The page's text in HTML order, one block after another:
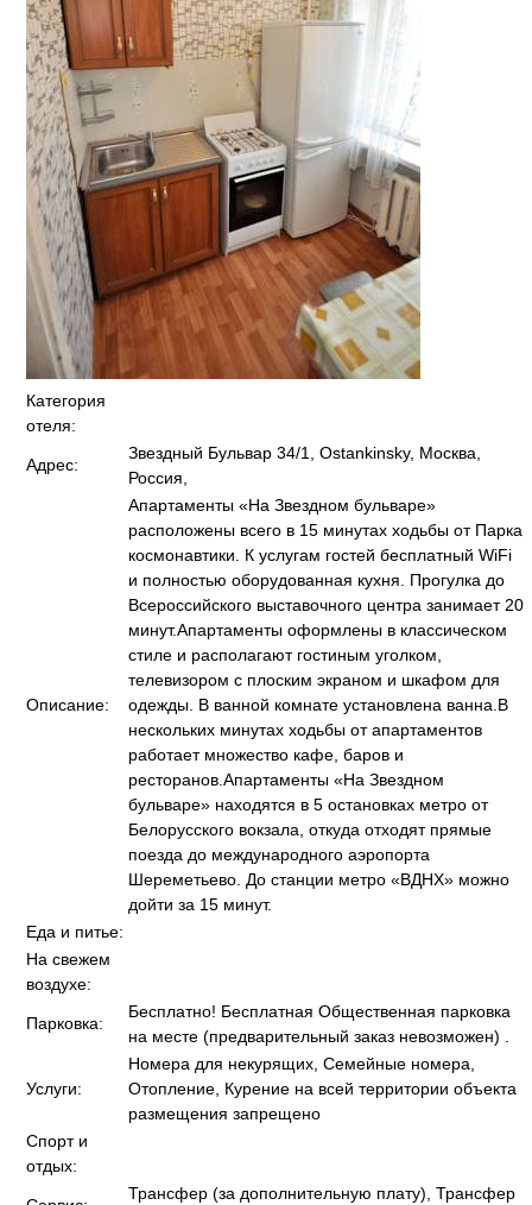
Категория
отеля:
Адрес:
Звездный Бульвар 34/1, Ostankinsky, Москва,
Россия,
Описание:
Апартаменты «На Звездном бульваре»
расположены всего в 15 минутах ходьбы от Парка
космонавтики. К услугам гостей бесплатный WiFi
и полностью оборудованная кухня. Прогулка до
Всероссийского выставочного центра занимает 20
минут.Апартаменты оформлены в классическом
стиле и располагают гостиным уголком,
телевизором с плоским экраном и шкафом для
одежды. В ванной комнате установлена ванна.В
нескольких минутах ходьбы от апартаментов
работает множество кафе, баров и
ресторанов.Апартаменты «На Звездном
бульваре» находятся в 5 остановках метро от
Белорусского вокзала, откуда отходят прямые
поезда до международного аэропорта
Шереметьево. До станции метро «ВДНХ» можно
дойти за 15 минут.
Еда и питье:
На свежем
воздухе:
Парковка:
Бесплатно! Бесплатная Общественная парковка
на месте (предварительный заказ невозможен) .
Услуги:
Номера для некурящих, Семейные номера,
Отопление, Курение на всей территории объекта
размещения запрещено
Спорт и
отдых:
Трансфер (за дополнительную плату), Трансфер